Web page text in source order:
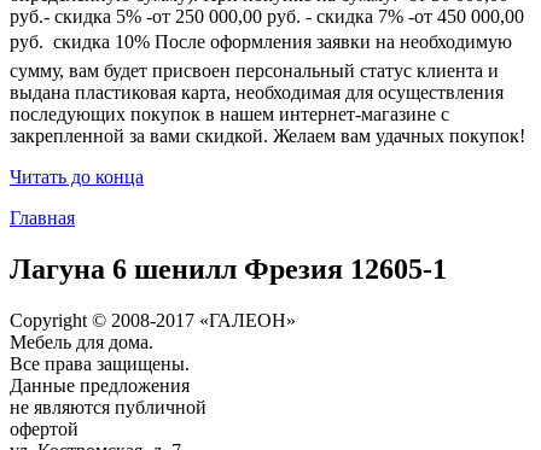
руб.- скидка 5% -от 250 000,00 руб. - скидка 7% -от 450 000,00
руб.  скидка 10% После оформления заявки на необходимую
сумму, вам будет присвоен персональный статус клиента и
выдана пластиковая карта, необходимая для осуществления
последующих покупок в нашем интернет-магазине с
закрепленной за вами скидкой. Желаем вам удачных покупок!
Читать до конца
Главная
Лагуна 6 шенилл Фрезия 12605-1
Copyright © 2008-2017 «ГАЛЕОН»
Мебель для дома.
Все права защищены.
Данные предложения
не являются публичной
офертой